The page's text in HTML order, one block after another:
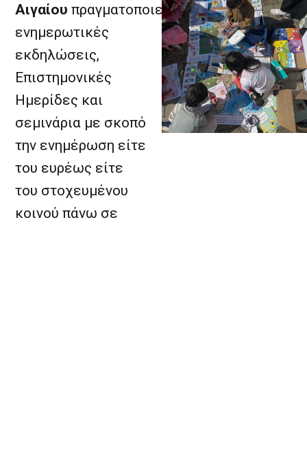
Αιγαίου πραγματοποιεί
ενημερωτικές
εκδηλώσεις,
Επιστημονικές
Ημερίδες και
σεμινάρια με σκοπό
την ενημέρωση είτε
του ευρέως είτε
του στοχευμένου
κοινού πάνω σε